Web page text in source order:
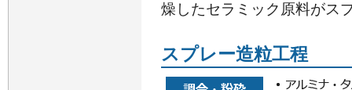
燥したセラミック原料がス
スプレー造粒工程